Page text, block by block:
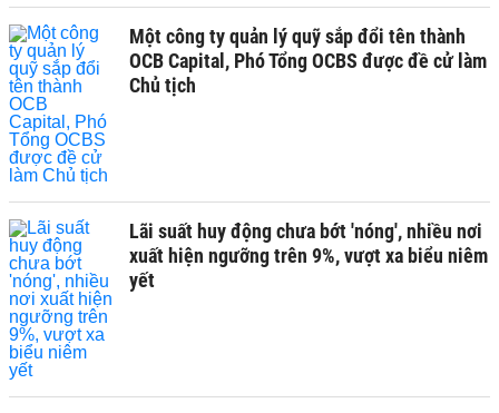
Một công ty quản lý quỹ sắp đổi tên thành
OCB Capital, Phó Tổng OCBS được đề cử làm
Chủ tịch
Lãi suất huy động chưa bớt 'nóng', nhiều nơi
xuất hiện ngưỡng trên 9%, vượt xa biểu niêm
yết